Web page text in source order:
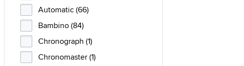
Automatic (66)
Bambino (84)
Chronograph (1)
Chronomaster (1)